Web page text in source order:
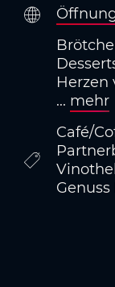
Herzen
... mehr
Café/